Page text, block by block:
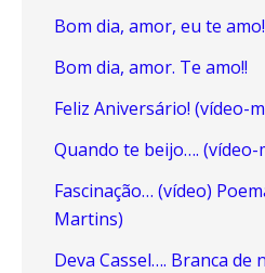
Bom dia, amor, eu te amo!
Bom dia, amor. Te amo!!
Feliz Aniversário! (vídeo-
Quando te beijo….
Fascinação… (vídeo)
Martins)
Deva Cassel…. Branca de